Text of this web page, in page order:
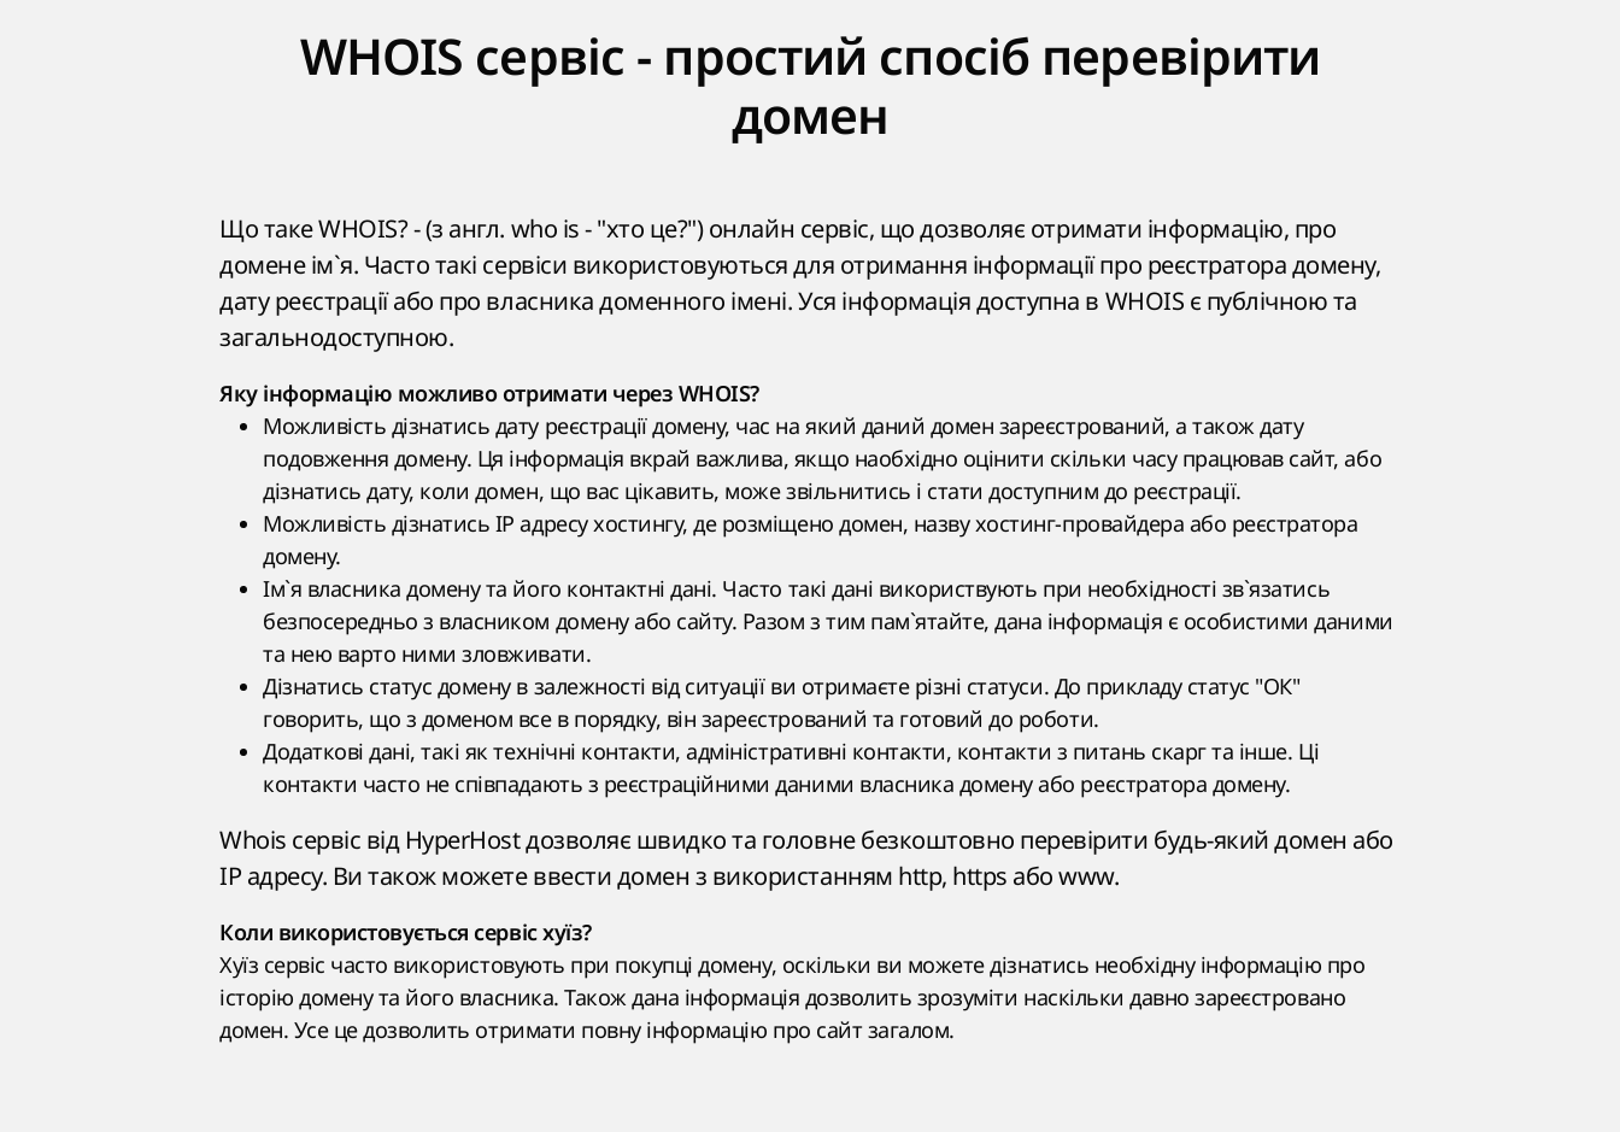
WHOIS сервіс - простий спосіб перевірити
домен
Що таке WHOIS? - (з англ. who is - "хто це?") онлайн сервіс, що дозволяє отримати інформацію, про
домене ім`я. Часто такі сервіси використовуються для отримання інформації про реєстратора домену,
дату реєстрації або про власника доменного імені. Уся інформація доступна в WHOIS є публічною та
загальнодоступною.
Яку інформацію можливо отримати через WHOIS?
Можливість дізнатись дату реєстрації домену, час на який даний домен зареєстрований, а також дату
подовження домену. Ця інформація вкрай важлива, якщо наобхідно оцінити скільки часу працював сайт, або
дізнатись дату, коли домен, що вас цікавить, може звільнитись і стати доступним до реєстрації.
Можливість дізнатись IP адресу хостингу, де розміщено домен, назву хостинг-провайдера або реєстратора
домену.
Ім`я власника домену та його контактні дані. Часто такі дані використвують при необхідності зв`язатись
безпосередньо з власником домену або сайту. Разом з тим пам`ятайте, дана інформація є особистими даними
та нею варто ними зловживати.
Дізнатись статус домену в залежності від ситуації ви отримаєте різні статуси. До прикладу статус "ОК"
говорить, що з доменом все в порядку, він зареєстрований та готовий до роботи.
Додаткові дані, такі як технічні контакти, адміністративні контакти, контакти з питань скарг та інше. Ці
контакти часто не співпадають з реєстраційними даними власника домену або реєстратора домену.
Whois сервіс від HyperHost дозволяє швидко та головне безкоштовно перевірити будь-який домен або
IP адресу. Ви також можете ввести домен з використанням http, https або www.
Коли використовується сервіс хуїз?
Хуїз сервіс часто використовують при покупці домену, оскільки ви можете дізнатись необхідну інформацію про
історію домену та його власника. Також дана інформація дозволить зрозуміти наскільки давно зареєстровано
домен. Усе це дозволить отримати повну інформацію про сайт загалом.